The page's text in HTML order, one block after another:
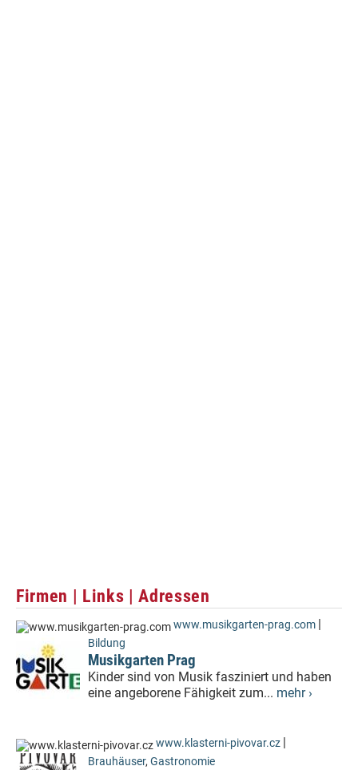
Firmen | Links | Adressen
www.musikgarten-prag.com |
Bildung
Musikgarten Prag
Kinder sind von Musik fasziniert und haben
eine angeborene Fähigkeit zum... mehr ›
www.klasterni-pivovar.cz |
Brauhäuser, Gastronomie